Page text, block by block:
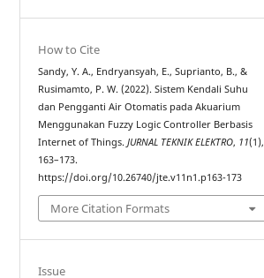
How to Cite
Sandy, Y. A., Endryansyah, E., Suprianto, B., &
Rusimamto, P. W. (2022). Sistem Kendali Suhu
dan Pengganti Air Otomatis pada Akuarium
Menggunakan Fuzzy Logic Controller Berbasis
Internet of Things.JURNAL TEKNIK ELEKTRO, 11(1),
163–173.
https://doi.org/10.26740/jte.v11n1.p163-173
More Citation Formats
Issue